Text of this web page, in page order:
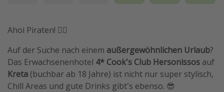
Ahoi Piraten! 🏴‍☠️
Auf der Suche nach einem außergewöhnlichen Urlaub?
Das Erwachsenenhotel 4* Cook's Club Hersonissos auf
Kreta (buchbar ab 18 Jahre) ist nicht nur super stylisch,
Chill Areas und gute Drinks gibt's ebenso. 😎